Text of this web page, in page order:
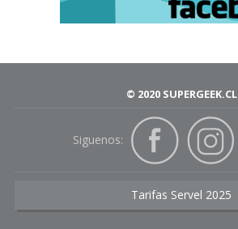
© 2020 SUPERGEEK.CL
Siguenos:
Tarifas Servel 2025